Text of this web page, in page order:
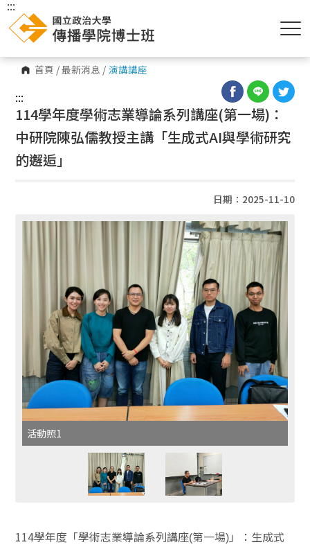
首頁 /最新消息 / 演講講座
:::
:::
114學年度學術志業導論系列講座(第一場)：
中研院陳弘儒教授主講「生成式AI與學術研究
的邂逅」
日期：2025-11-10
活動照1
114學年度「學術志業導論系列講座(第一場) 」 ：生成式